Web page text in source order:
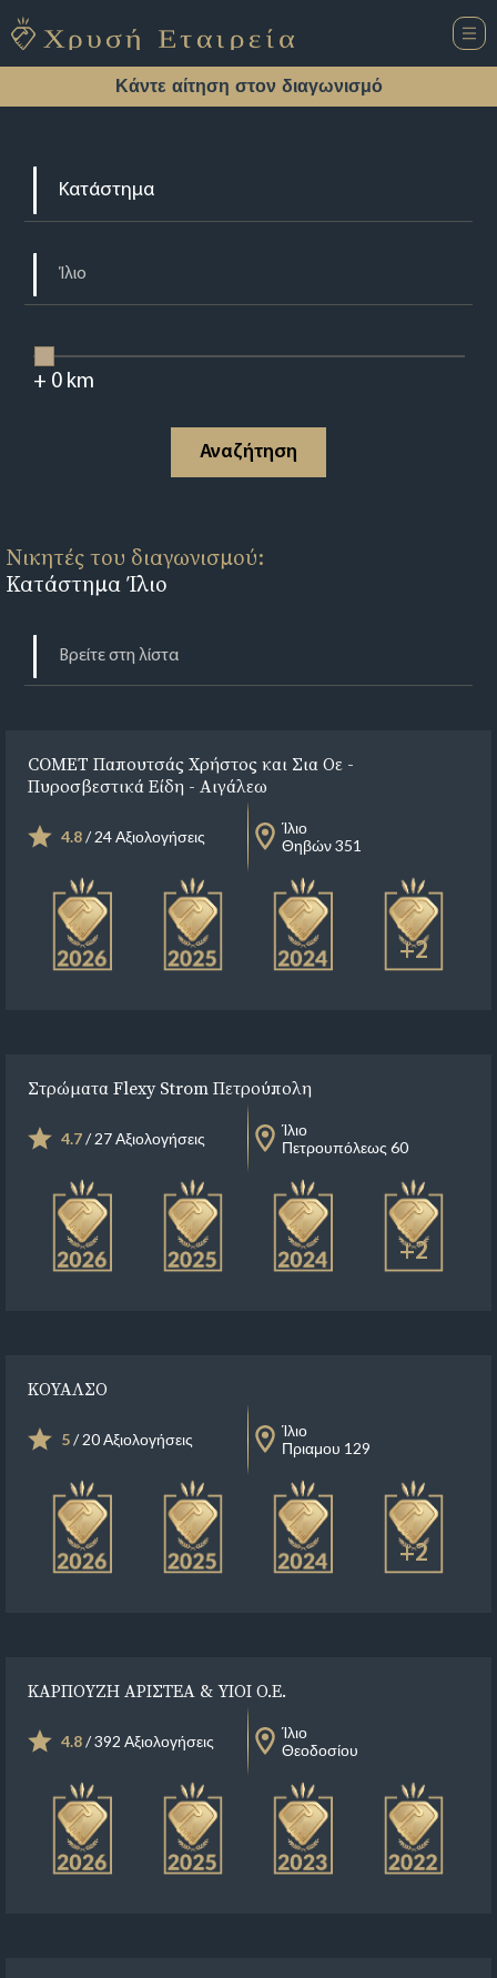
Κάντε αίτηση στον διαγωνισμό
+ 0km
Αναζήτηση
Νικητές του διαγωνισμού:
Κατάστημα Ίλιο
COMET Παπουτσάς Χρήστος και Σια Οε -
Πυροσβεστικά Είδη - Αιγάλεω
4.8/ 24 Αξιολογήσεις
Ίλιο
Θηβών 351
+2
Στρώματα Flexy Strom Πετρούπολη
4.7/ 27 Αξιολογήσεις
Ίλιο
Πετρουπόλεως 60
+2
ΚΟΥΑΛΣΟ
5/ 20 Αξιολογήσεις
Ίλιο
Πριαμου 129
+2
ΚΑΡΠΟΥΖΗ ΑΡΙΣΤΕΑ & ΥΙΟΙ Ο.Ε.
4.8/ 392 Αξιολογήσεις
Ίλιο
Θεοδοσίου